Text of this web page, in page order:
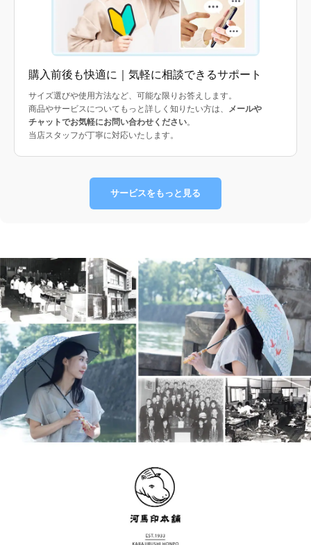
購入前後も快適に｜気軽に相談できるサポート
サイズ選びや使用方法など、可能な限りお答えします。
商品やサービスについてもっと詳しく知りたい方は、
メールや
チャットでお気軽にお問い合わせください。
当店スタッフが丁寧に対応いたします。
サービスをもっと見る